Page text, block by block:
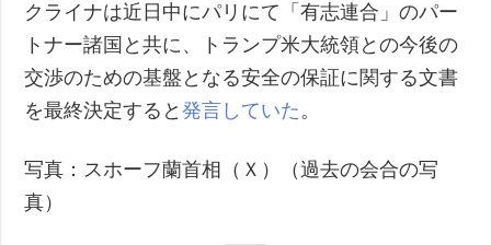
クライナは近日中にパリにて「有志連合」のパー
トナー諸国と共に、トランプ米大統領との今後の
交渉のための基盤となる安全の保証に関する文書
を最終決定すると発言していた 。
写真：スホーフ蘭首相（Ｘ）（過去の会合の写
真）